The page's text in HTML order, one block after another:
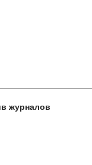
журналов